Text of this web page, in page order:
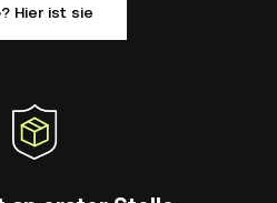
Hier ist sie